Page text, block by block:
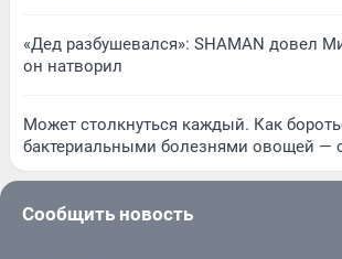
«Дед разбушевался»: SHAMAN довел
он натворил
Может столкнуться каждый. Как
бактериальными болезнями овощей —
Сообщить новость